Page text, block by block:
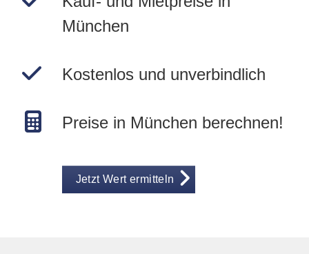
München
Kostenlos und unverbindlich
Preise in München berechnen!
Jetzt Wert ermitteln